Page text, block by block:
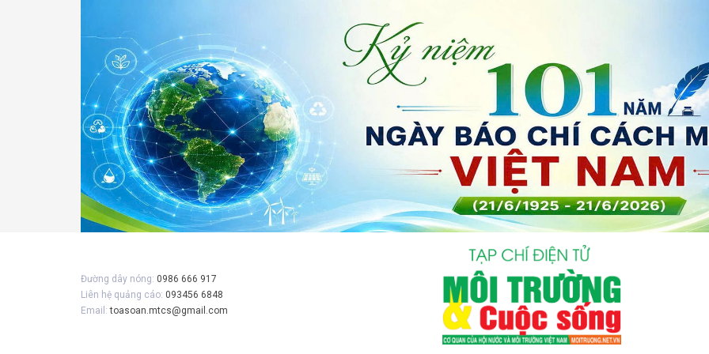
Đường dây nóng: 0986 666 917
Liên hệ quảng cáo: 093456 6848
Email:toasoan.mtcs@gmail.com
Gửi bình luận